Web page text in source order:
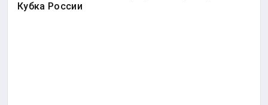
Кубка России